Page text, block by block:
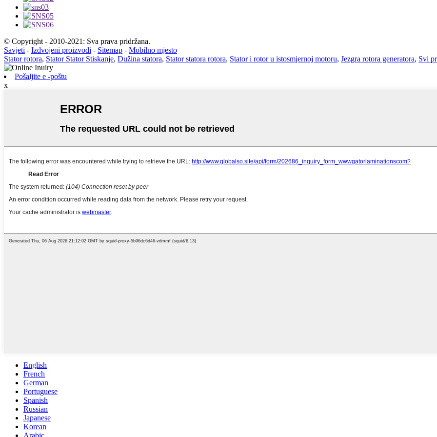
© Copyright - 2010-2021: Sva prava pridržana.
Savjeti - Izdvojeni proizvodi - Sitemap - Mobilno mjesto
Stator rotora, Stator Stator Stiskanje, Dužina statora, Stator statora rotora, Stator i rotor u istosmjernoj motoru, Jezgra rotora generatora, Svi
Pošaljite e -poštu
x
English
French
German
Portuguese
Spanish
Russian
Japanese
Korean